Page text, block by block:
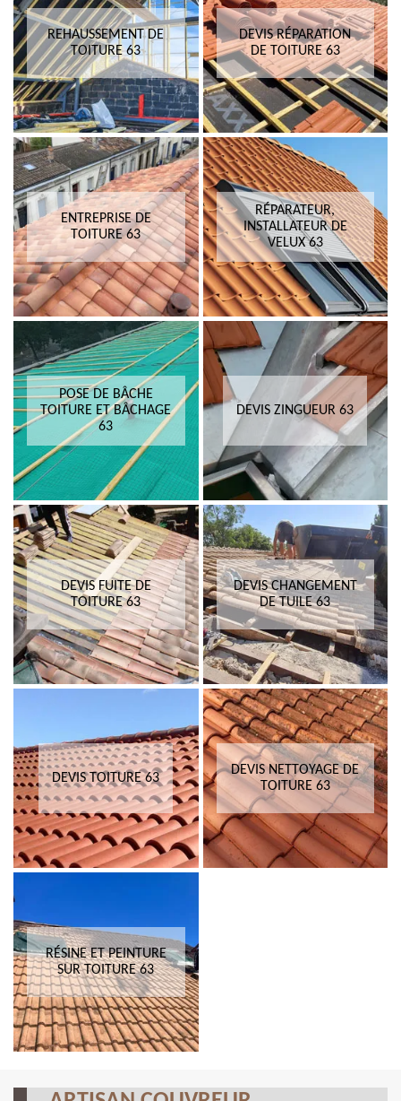
REHAUSSEMENT DE
TOITURE 63
DEVIS RÉPARATION
DE TOITURE 63
ENTREPRISE DE
TOITURE 63
RÉPARATEUR,
INSTALLATEUR DE
VELUX 63
POSE DE BÂCHE
TOITURE ET BÂCHAGE
63
DEVIS ZINGUEUR 63
DEVIS FUITE DE
TOITURE 63
DEVIS CHANGEMENT
DE TUILE 63
DEVIS TOITURE 63
DEVIS NETTOYAGE DE
TOITURE 63
RÉSINE ET PEINTURE
SUR TOITURE 63